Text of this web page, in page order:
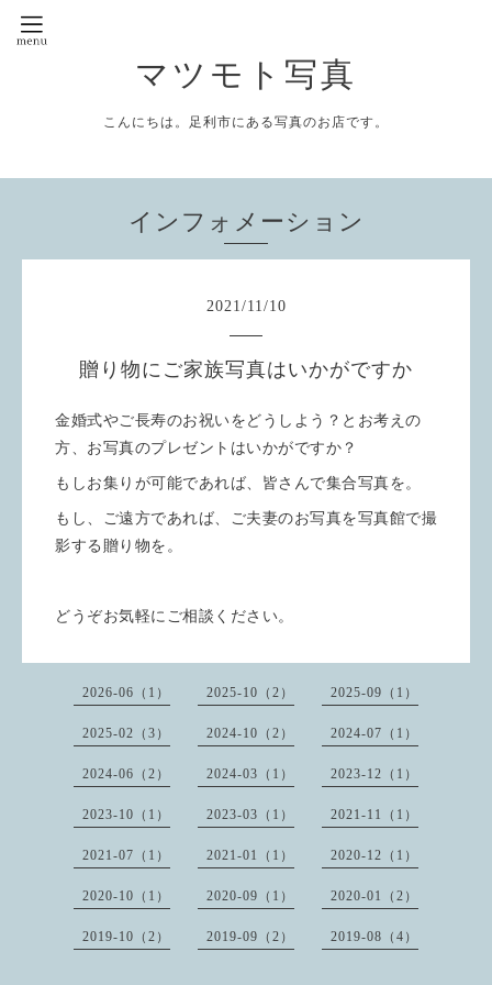
マツモト写真
こんにちは。足利市にある写真のお店です。
インフォメーション
2021/11/10
贈り物にご家族写真はいかがですか
金婚式やご長寿のお祝いをどうしよう？とお考えの
方、お写真のプレゼントはいかがですか？
もしお集りが可能であれば、皆さんで集合写真を。
もし、ご遠方であれば、ご夫妻のお写真を写真館で撮
影する贈り物を。
どうぞお気軽にご相談ください。
2026-06（1） 2025-10（2） 2025-09（1）
2025-02（3） 2024-10（2） 2024-07（1）
2024-06（2） 2024-03（1） 2023-12（1）
2023-10（1） 2023-03（1） 2021-11（1）
2021-07（1） 2021-01（1） 2020-12（1）
2020-10（1） 2020-09（1） 2020-01（2）
2019-10（2） 2019-09（2） 2019-08（4）